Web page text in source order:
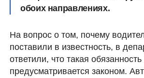
обоих направлениях.
На вопрос о том, почему
поставили в известность, в
ответили, что такая обязанность
предусматривается законом.